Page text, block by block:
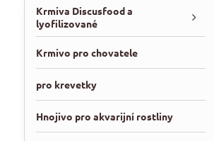
Krmiva Discusfood a
lyofilizované
Krmivo pro chovatele
pro krevetky
Hnojivo pro akvarijní rostliny